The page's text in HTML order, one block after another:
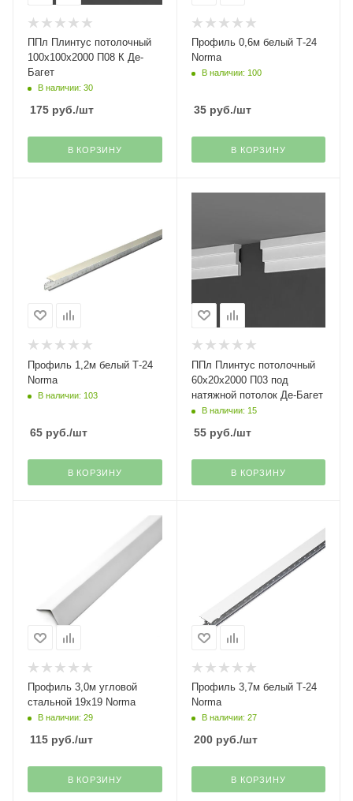
ППл Плинтус потолочный
100х100х2000 П08 К Де-
Багет
В наличии: 30
175 руб./шт
В КОРЗИНУ
Профиль 0,6м белый Т-24
Norma
В наличии: 100
35руб./шт
В КОРЗИНУ
Профиль 1,2м белый Т-24
Norma
В наличии: 103
65 руб./шт
В КОРЗИНУ
ППл Плинтус потолочный
60х20х2000 П03 под
натяжной потолок Де-Багет
В наличии: 15
55руб./шт
В КОРЗИНУ
Профиль 3,0м угловой
стальной 19х19 Norma
В наличии: 29
115 руб./шт
В КОРЗИНУ
Профиль 3,7м белый Т-24
Norma
В наличии: 27
200руб./шт
В КОРЗИНУ